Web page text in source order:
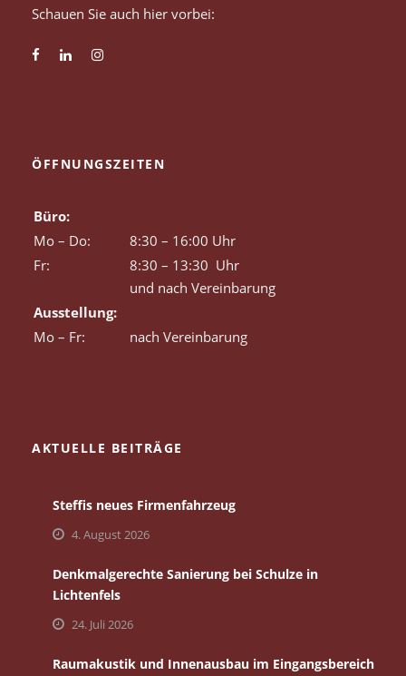
Schauen Sie auch hier vorbei:
ÖFFNUNGSZEITEN
Büro:
Mo – Do:
8:30 – 16:00 Uhr
Fr:
8:30 – 13:30 Uhr
und nach Vereinbarung
Ausstellung:
Mo – Fr:
nach Vereinbarung
AKTUELLE BEITRÄGE
Steffis neues Firmenfahrzeug
4. August 2026
Denkmalgerechte Sanierung bei Schulze in
Lichtenfels
24. Juli 2026
Raumakustik und Innenausbau im Eingangsbereich